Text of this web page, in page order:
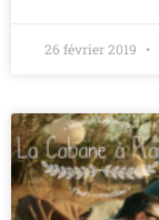
26 février 2019